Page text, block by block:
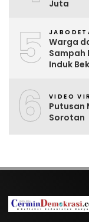
Juta
5
Warga
Sampah
Induk
6 VIDEO
Putusan
Sorotan